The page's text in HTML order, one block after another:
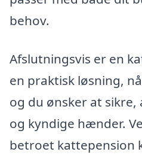
behov.
Afslutningsvis er en
en praktisk løsning,
og du ønsker at sikre,
og kyndige hænder.
betroet kattepension